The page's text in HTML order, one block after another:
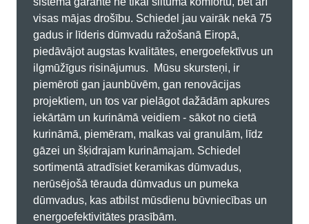
visas mājas drošību. Schiedel jau vairāk nekā 75
gadus ir līderis dūmvadu ražošanā Eiropā,
piedāvājot augstas kvalitātes, energoefektīvus un
ilgmūžīgus risinājumus. Mūsu skursteņi, ir
piemēroti gan jaunbūvēm, gan renovācijas
projektiem, un tos var pielāgot dažādām apkures
iekārtām un kurināmā veidiem - sākot no cietā
kurināmā, piemēram, malkas vai granulām, līdz
gāzei un šķidrajam kurināmajam. Schiedel
sortimentā atradīsiet keramikas dūmvadus,
nerūsējošā tērauda dūmvadus un pumeka
dūmvadus, kas atbilst mūsdienu būvniecības un
energoefektivitātes prasībām.